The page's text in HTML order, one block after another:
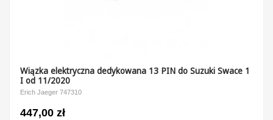
Wiązka elektryczna dedykowana 13 PIN do Suzuki Swace 1
I od 11/2020
Erich Jaeger 747310
447,00 zł